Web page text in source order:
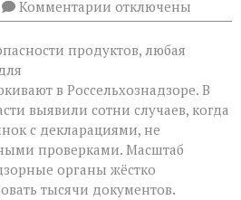
Комментарии к
записи
под
Ростовской
области
вскрыли
массовые
нарушения
декларирования
отключены
продуктов, любая
в Россельхознадзоре. В
выявили сотни случаев, когда
с декларациями, не
проверками. Масштаб
органы жёстко
тысячи документов.